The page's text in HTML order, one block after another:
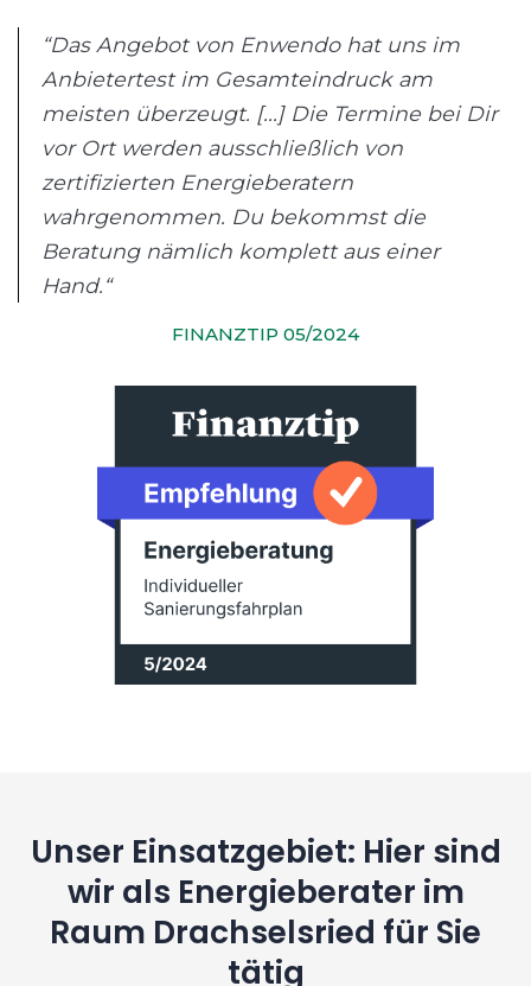
“Das Angebot von Enwendo hat uns im
Anbietertest im Gesamteindruck am
meisten überzeugt. [...] Die Termine bei Dir
vor Ort werden ausschließlich von
zertifizierten Energieberatern
wahrgenommen. Du bekommst die
Beratung nämlich komplett aus einer
Hand.“
FINANZTIP 05/2024
Unser Einsatzgebiet: Hier sind
wir als Energieberater im
Raum Drachselsried für Sie
tätig